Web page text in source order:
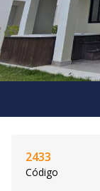
2433
Código